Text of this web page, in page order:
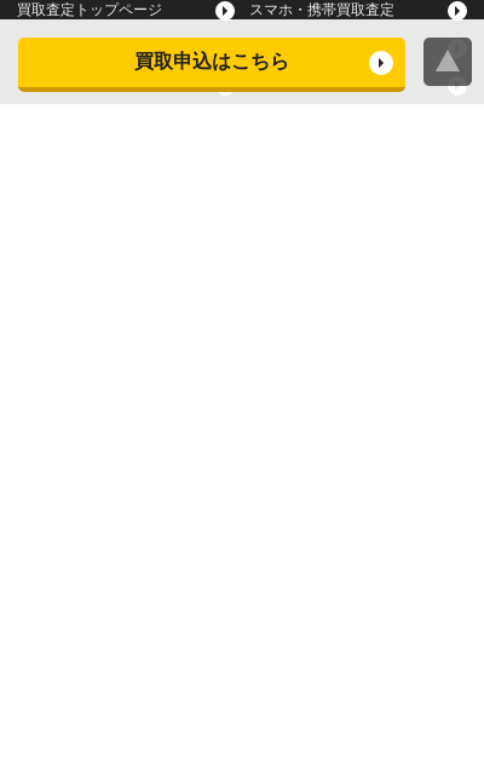
買取申込はこちら
買取査定トップページ スマホ・携帯買取査定
タブレット買取査定
スマートウォッチ買取査定 デジカメ買取査定